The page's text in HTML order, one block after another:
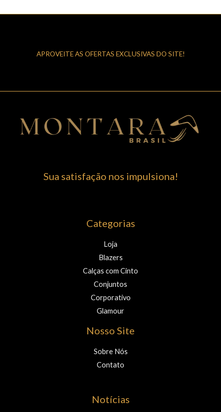
APROVEITE AS OFERTAS EXCLUSIVAS DO SITE!
Sua satisfação nos impulsiona!
Categorias
Loja
Blazers
Calças com Cinto
Conjuntos
Corporativo
Glamour
Nosso Site
Sobre Nós
Contato
Notícias